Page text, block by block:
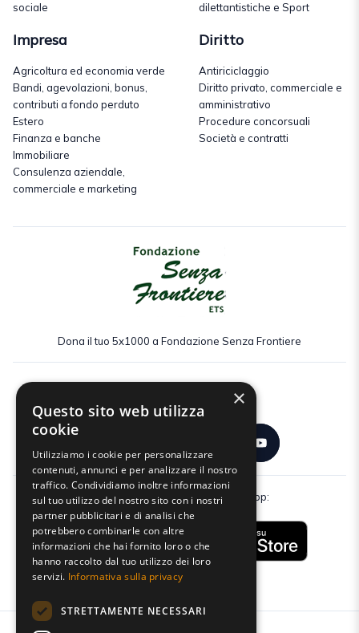
sociale
dilettantistiche e Sport
Impresa
Agricoltura ed economia verde
Bandi, agevolazioni, bonus,
contributi a fondo perduto
Estero
Finanza e banche
Immobiliare
Consulenza aziendale,
commerciale e marketing
Diritto
Antiriciclaggio
Diritto privato, commerciale e
amministrativo
Procedure concorsuali
Società e contratti
Dona il tuo 5x1000 a Fondazione Senza Frontiere
Scarica gratuitamente la nostra app:
×
Questo sito web utilizza
cookie
Utilizziamo i cookie per personalizzare
contenuti, annunci e per analizzare il nostro
traffico. Condividiamo inoltre informazioni
sul tuo utilizzo del nostro sito con i nostri
partner pubblicitari e di analisi che
potrebbero combinarle con altre
informazioni che hai fornito loro o che
hanno raccolto dal tuo utilizzo dei loro
servizi. Informativa sulla privacy
STRETTAMENTE NECESSARI